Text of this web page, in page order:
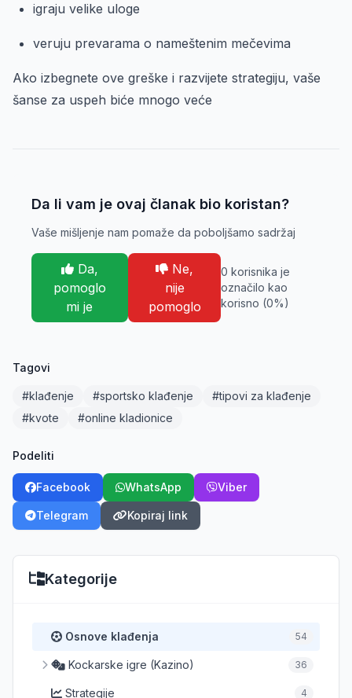
igraju velike uloge
veruju prevarama o nameštenim mečevima
Ako izbegnete ove greške i razvijete strategiju, vaše
šanse za uspeh biće mnogo veće
Da li vam je ovaj članak bio koristan?
Vaše mišljenje nam pomaže da poboljšamo sadržaj
Da,
pomoglo
mi je
Ne,
nije
pomoglo
0 korisnika je
označilo kao
korisno (0%)
Tagovi
#klađenje #sportsko klađenje
#tipovi za klađenje
#kvote
#online kladionice
Podeliti
Facebook WhatsApp Viber
Telegram Kopiraj link
Kategorije
Osnove klađenja 54
Kockarske igre (Kazino) 36
Strategije 4